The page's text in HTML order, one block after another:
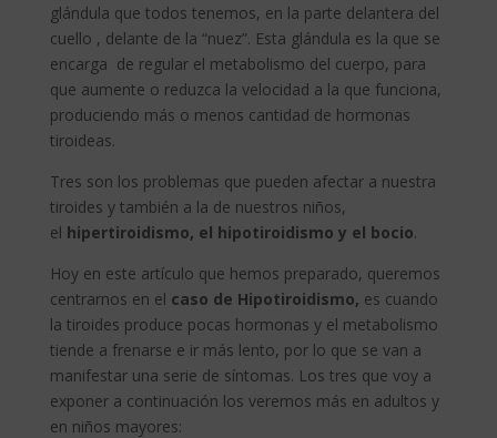
glándula que todos tenemos, en la parte delantera del
cuello , delante de la “nuez”. Esta glándula es la que se
encarga de regular el metabolismo del cuerpo, para
que aumente o reduzca la velocidad a la que funciona,
produciendo más o menos cantidad de hormonas
tiroideas.
Tres son los problemas que pueden afectar a nuestra
tiroides y también a la de nuestros niños,
el hipertiroidismo, el hipotiroidismo y el bocio.
Hoy en este artículo que hemos preparado, queremos
centrarnos en el caso de Hipotiroidismo, es cuando
la tiroides produce pocas hormonas y el metabolismo
tiende a frenarse e ir más lento, por lo que se van a
manifestar una serie de síntomas. Los tres que voy a
exponer a continuación los veremos más en adultos y
en niños mayores: